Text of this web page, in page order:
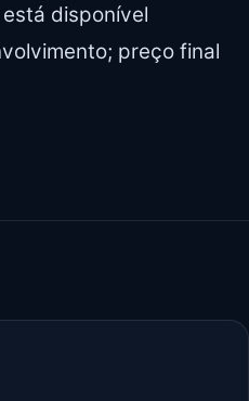
disponível
preço final